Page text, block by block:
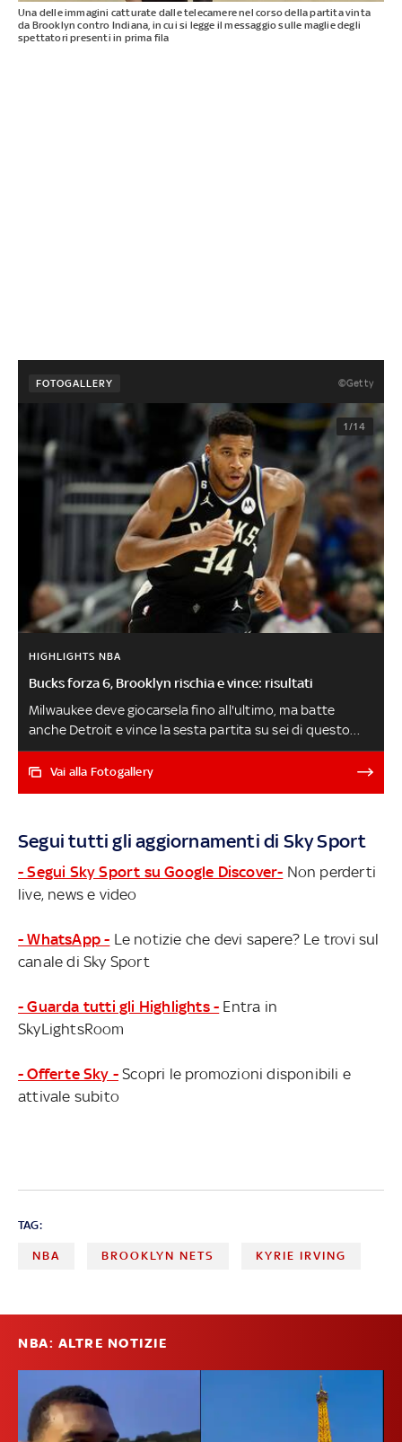
Una delle immagini catturate dalle telecamere nel corso della partita vinta
da Brooklyn contro Indiana, in cui si legge il messaggio sulle maglie degli
spettatori presenti in prima fila
FOTOGALLERY ©Getty
1/14
HIGHLIGHTS NBA
Bucks forza 6, Brooklyn rischia e vince: risultati
Milwaukee deve giocarsela fino all'ultimo, ma batte
anche Detroit e vince la sesta partita su sei di questo
inizio di stagione. Brooklyn spreca un vantaggio di 24
lunghezze, ma supera Indiana grazie ai 36 punti di Kevin
vincono Sacramento, Philadelphia, Toronto e L.A.
Clippers con canestro della vittoria di Paul George
Vai alla Fotogallery
Segui tutti gli aggiornamenti di Sky Sport
- Segui Sky Sport su Google Discover- Non perderti
live, news e video
- WhatsApp - Le notizie che devi sapere? Le trovi sul
canale di Sky Sport
- Guarda tutti gli Highlights - Entra in
SkyLightsRoom
- Offerte Sky - Scopri le promozioni disponibili e
attivale subito
TAG:
NBA BROOKLYN NETS KYRIE IRVING
NBA: ALTRE NOTIZIE